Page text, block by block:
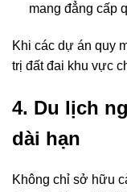
mang đẳng cấp
Khi các dự án quy
trị đất đai khu vực
4. Du lịch
dài hạn
Không chỉ sở hữu